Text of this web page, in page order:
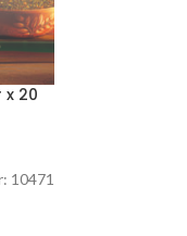
20
10471